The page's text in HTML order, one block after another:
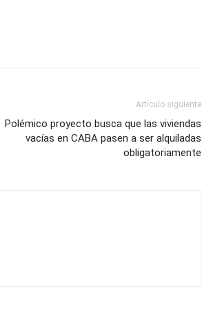
Artículo siguiente
Polémico proyecto busca que las viviendas
vacías en CABA pasen a ser alquiladas
obligatoriamente